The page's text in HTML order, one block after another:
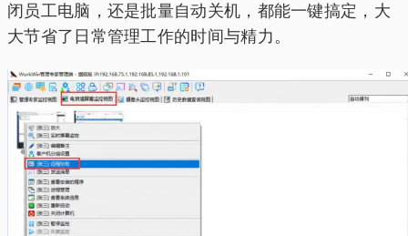
闭员工电脑，还是批量自动关机，都能一键搞定，大
大节省了日常管理工作的时间与精力。